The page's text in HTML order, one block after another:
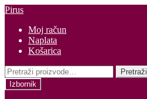
Preskoči
navigaciju
Skoči
sadržaja
Pirus
Moj račun
Naplata
Košarica
Pretraži:
Pretraži
Izbornik